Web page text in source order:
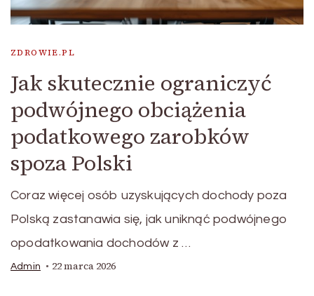
ZDROWIE.PL
Jak skutecznie ograniczyć
podwójnego obciążenia
podatkowego zarobków
spoza Polski
Coraz więcej osób uzyskujących dochody poza
Polską zastanawia się, jak uniknąć podwójnego
opodatkowania dochodów z …
Admin 22 marca 2026